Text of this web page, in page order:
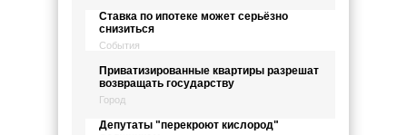
Ставка по ипотеке может серьёзно
снизиться
События
Приватизированные квартиры разрешат
возвращать государству
Город
Депутаты "перекроют кислород"